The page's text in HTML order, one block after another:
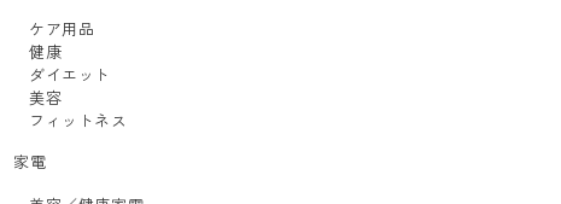
ケア用品
健康
ダイエット
美容
フィットネス
家電